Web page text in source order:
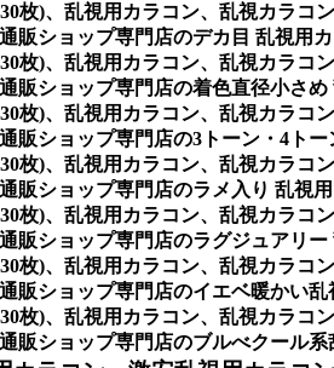
枚)、乱視用カラコン、乱視カラ
販ショップ専門店のデカ目 乱視用
枚)、乱視用カラコン、乱視カラ
販ショップ専門店の着色直径小さめ
枚)、乱視用カラコン、乱視カラ
販ショップ専門店の3トーン・4ト
枚)、乱視用カラコン、乱視カラ
販ショップ専門店のラメ入り 乱視
枚)、乱視用カラコン、乱視カラ
販ショップ専門店のラグジュアリー
枚)、乱視用カラコン、乱視カラ
販ショップ専門店のイエベ暖かい乱
枚)、乱視用カラコン、乱視カラ
販ショップ専門店のブルべクール